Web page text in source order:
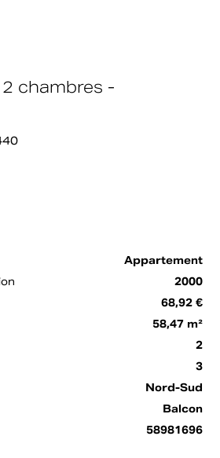
chambres -
Appartement
2000
68,92 €
58,47 m²
2
3
Nord-Sud
Balcon
58981696